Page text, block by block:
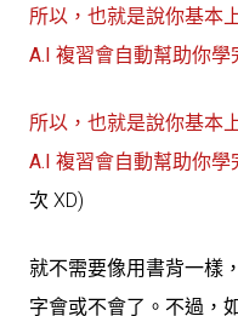
所以，也就是說你基本
A.I 複習會自動幫助你學
所以，也就是說你基本
A.I 複習會自動幫助你學
次 XD)
就不需要像用書背一樣
字會或不會了。不過，